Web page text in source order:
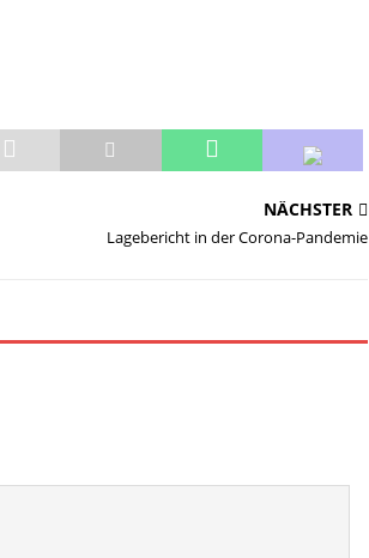
NÄCHSTER
Lagebericht in der Corona-Pandemie